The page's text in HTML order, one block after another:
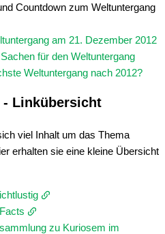
Countdown zum Weltuntergang
am 21. Dezember 2012
für den Weltuntergang
Weltuntergang nach 2012?
Linkübersicht
viel Inhalt um das Thema
erhalten sie eine kleine Übersicht
zu Kuriosem im